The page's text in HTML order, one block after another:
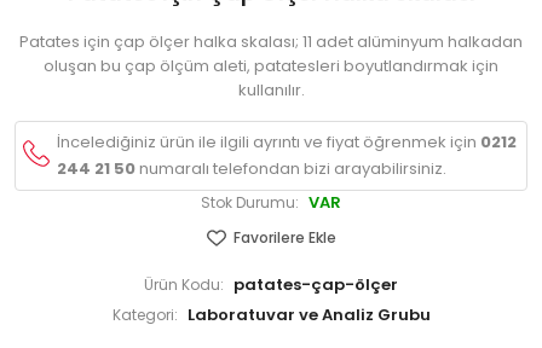
Patates için çap ölçer halka skalası; 11 adet alüminyum halkadan
oluşan bu çap ölçüm aleti, patatesleri boyutlandırmak için
kullanılır.
İncelediğiniz ürün ile ilgili ayrıntı ve fiyat öğrenmek için 0212
244 21 50numaralı telefondan bizi arayabilirsiniz.
Stok Durumu: VAR
Favorilere Ekle
Ürün Kodu: patates-çap-ölçer
Kategori: Laboratuvar ve Analiz Grubu